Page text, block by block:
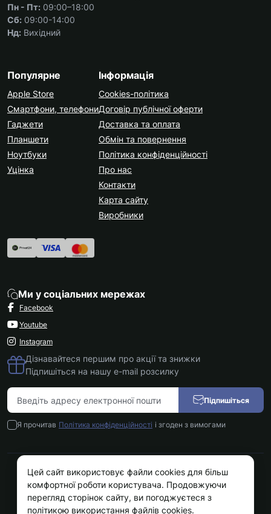
Пн - Пт: 09:00–18:00
Сб: 09:00-14:00
Нд: Вихідний
Популярне
Apple Store
Смартфони, телефони
Гаджети
Планшети
Ноутбуки
Уцінка
Інформація
Cookies-політика
Договір публічної оферти
Доставка та оплата
Обмін та повернення
Політика конфіденційності
Про нас
Контакти
Карта сайту
Виробники
Ми у соціальних мережах
Facebook
Youtube
Instagram
Дізнавайтеся першим про акції та знижки
Підпишіться на нашу e-mail розсилку
Підпишіться
Я прочитав Політика конфіденційності і згоден з вимогами
Kokos.com.ua © 2026
Цей сайт використовує файли cookies для більш
комфортної роботи користувача. Продовжуючи
перегляд сторінок сайту, ви погоджуєтеся з
політикою використання файлів cookies.